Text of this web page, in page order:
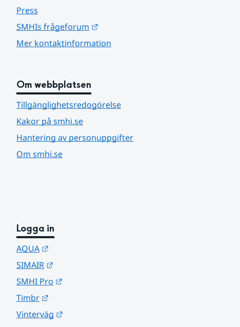
Press
SMHIs frågeforum
Mer kontaktinformation
Om webbplatsen
Tillgänglighetsredogörelse
Kakor på smhi.se
Hantering av personuppgifter
Om smhi.se
Logga in
AQUA
SIMAIR
SMHI Pro
Timbr
Vinterväg